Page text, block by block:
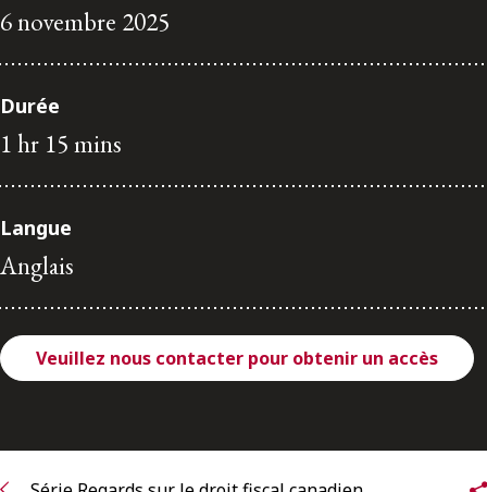
ENGLISH
S’abonner
6 novembre 2025
Durée
1 hr 15 mins
Langue
Anglais
Veuillez nous contacter pour obtenir un accès